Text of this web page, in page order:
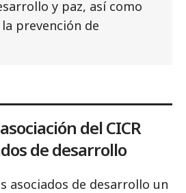
y paz, así como
prevención de
del CICR
de desarrollo
asociados de desarrollo un